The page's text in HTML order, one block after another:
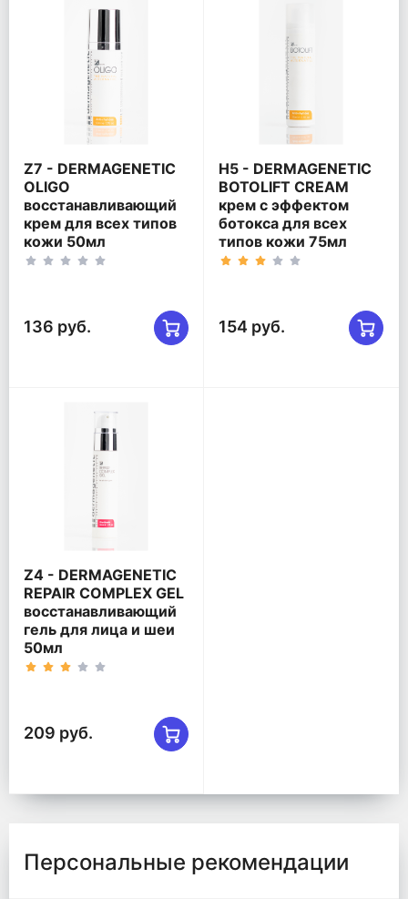
Ζ7 - DERMAGENETIC
OLIGO
восстанавливающий
крем для всех типов
кожи 50мл
136 руб.
Η5 - DERMAGENETIC
BOTOLIFT CREAM
крем с эффектом
ботокса для всех
типов кожи 75мл
154 руб.
Ζ4 - DERMAGENETIC
REPAIR COMPLEX GEL
восстанавливающий
гель для лица и шеи
50мл
209 руб.
Персональные рекомендации